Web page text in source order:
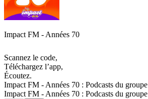
Impact FM - Années 70
Scannez le code,
Téléchargez l’app,
Écoutez.
Impact FM - Années 70 : Podcasts du groupe
Impact FM - Années 70 : Podcasts du groupe